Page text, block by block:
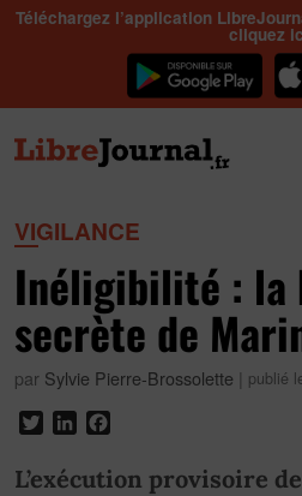
Téléchargez l’application
cliquez
VIGILANCE
Inéligibilité : la
secrète de
par Sylvie Pierre-Brossolette | publié
TwitterLinkedIn
L’exécution provisoire